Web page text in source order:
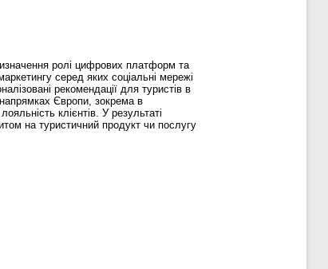
ролі цифрових платформ та
серед яких соціальні мережі
рекомендації для туристів в
напрямках Європи, зокрема в
клієнтів. У результаті
на туристичний продукт чи послугу